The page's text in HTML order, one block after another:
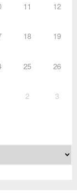
11 12
18 19
25 26
2 3